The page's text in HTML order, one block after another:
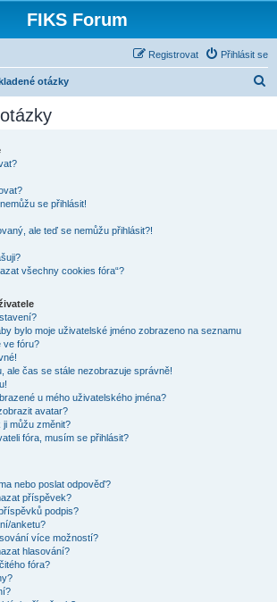
FIKS Forum
Přihlásit se
Registrovat
otázky
se přihlásit!
ale teď se nemůžu přihlásit?!
všechny cookies fóra“?
bylo moje uživatelské jméno zobrazeno na seznamu
ve fóru?
ale čas se stále nezobrazuje správně!
u mého uživatelského jména?
avatar?
ji můžu změnit?
fóra, musím se přihlásit?
nebo poslat odpověď?
příspěvek?
podpis?
anketu?
více možností?
hlasování?
fóra?